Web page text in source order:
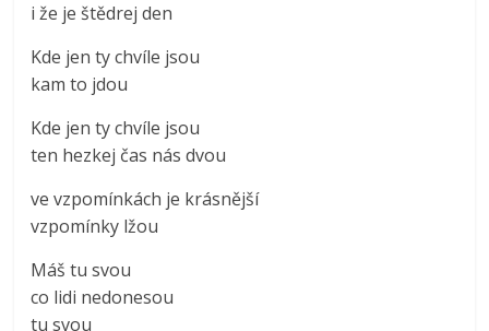
i že je štědrej den
Kde jen ty chvíle jsou
kam to jdou
Kde jen ty chvíle jsou
ten hezkej čas nás dvou
ve vzpomínkách je krásnější
vzpomínky lžou
Máš tu svou
co lidi nedonesou
tu svou